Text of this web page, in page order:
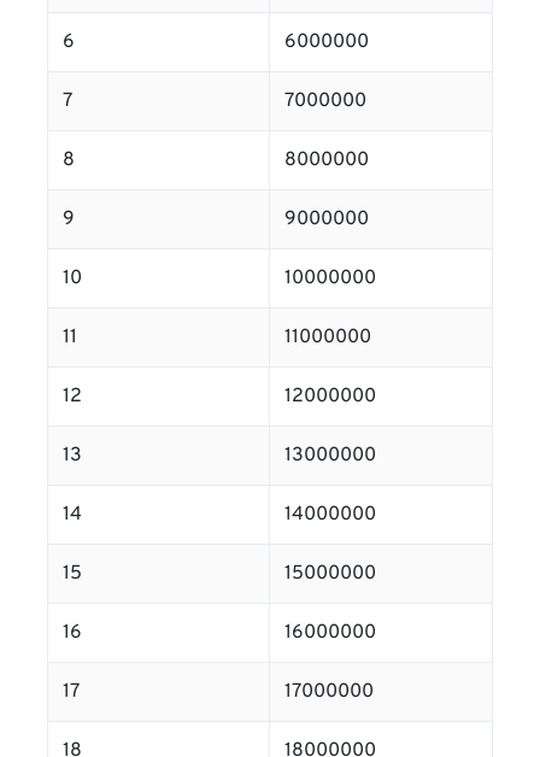
6 6000000
7 7000000
8 8000000
9 9000000
10 10000000
11 11000000
12 12000000
13 13000000
14 14000000
15 15000000
16 16000000
17 17000000
18 18000000